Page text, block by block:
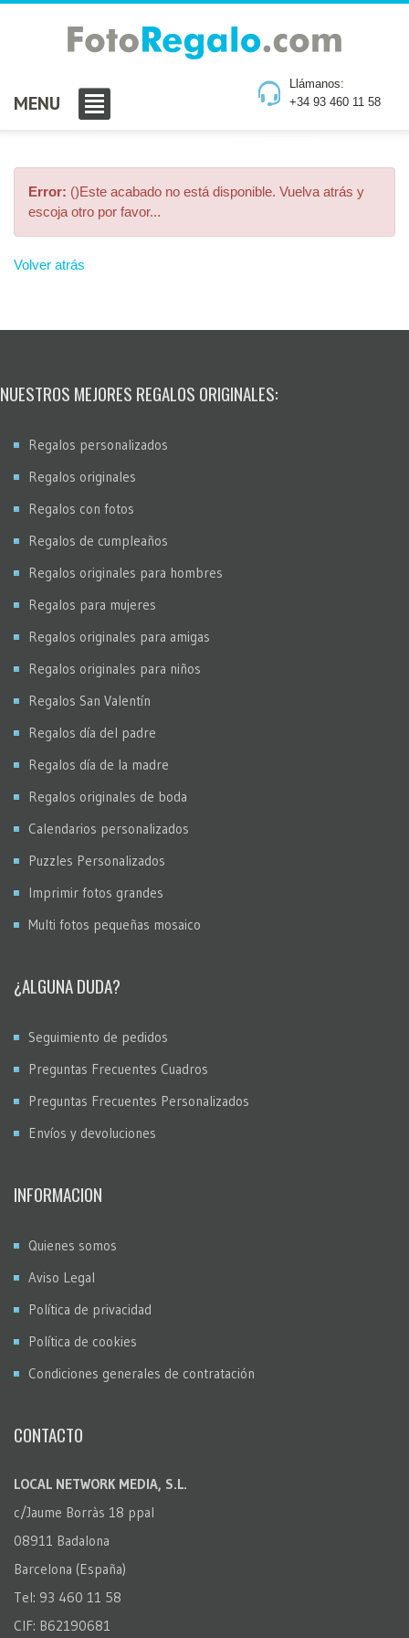
Llámanos:
+34 93 460 11 58
MENU
Error: ()Este acabado no está disponible. Vuelva atrás y
escoja otro por favor...
Volver atrás
NUESTROS MEJORES REGALOS ORIGINALES:
Regalos personalizados
Regalos originales
Regalos con fotos
Regalos de cumpleaños
Regalos originales para hombres
Regalos para mujeres
Regalos originales para amigas
Regalos originales para niños
Regalos San Valentín
Regalos día del padre
Regalos día de la madre
Regalos originales de boda
Calendarios personalizados
Puzzles Personalizados
Imprimir fotos grandes
Multi fotos pequeñas mosaico
¿ALGUNA DUDA?
Seguimiento de pedidos
Preguntas Frecuentes Cuadros
Preguntas Frecuentes Personalizados
Envíos y devoluciones
INFORMACION
Quienes somos
Aviso Legal
Política de privacidad
Política de cookies
Condiciones generales de contratación
CONTACTO
LOCAL NETWORK MEDIA, S.L.
c/Jaume Borràs 18 ppal
08911 Badalona
Barcelona (España)
Tel: 93 460 11 58
CIF: B62190681